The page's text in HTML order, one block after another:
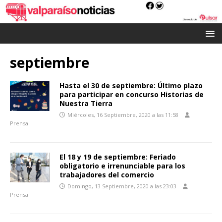
septiembre
Hasta el 30 de septiembre: Último plazo
para participar en concurso Historias de
Nuestra Tierra
Miércoles, 16 Septiembre, 2020 a las 11:58
Prensa
El 18 y 19 de septiembre: Feriado
obligatorio e irrenunciable para los
trabajadores del comercio
Domingo, 13 Septiembre, 2020 a las 23:03
Prensa